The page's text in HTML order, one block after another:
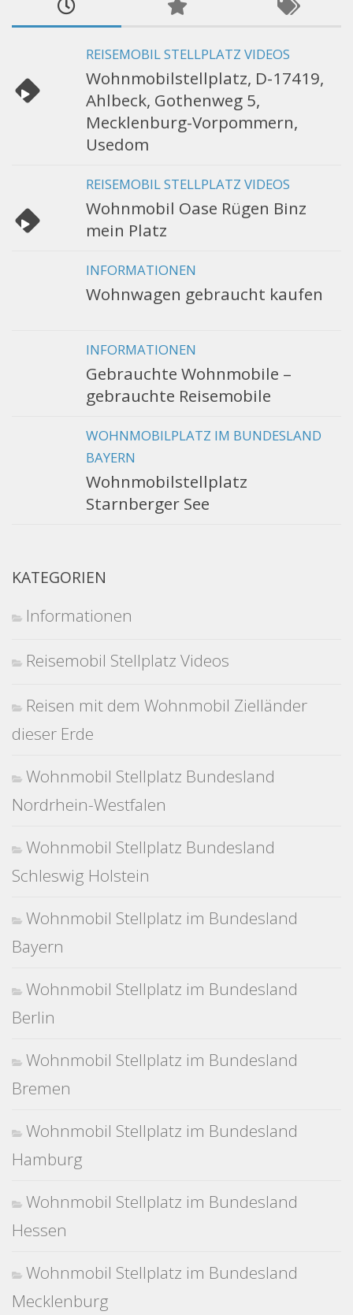
REISEMOBIL STELLPLATZ VIDEOS
Wohnmobilstellplatz, D-17419,
Ahlbeck, Gothenweg 5,
Mecklenburg-Vorpommern,
Usedom
REISEMOBIL STELLPLATZ VIDEOS
Wohnmobil Oase Rügen Binz
mein Platz
INFORMATIONEN
Wohnwagen gebraucht kaufen
INFORMATIONEN
Gebrauchte Wohnmobile –
gebrauchte Reisemobile
WOHNMOBILPLATZ IM BUNDESLAND
BAYERN
Wohnmobilstellplatz
Starnberger See
KATEGORIEN
Informationen
Reisemobil Stellplatz Videos
Reisen mit dem Wohnmobil Zielländer
dieser Erde
Wohnmobil Stellplatz Bundesland
Nordrhein-Westfalen
Wohnmobil Stellplatz Bundesland
Schleswig Holstein
Wohnmobil Stellplatz im Bundesland
Bayern
Wohnmobil Stellplatz im Bundesland
Berlin
Wohnmobil Stellplatz im Bundesland
Bremen
Wohnmobil Stellplatz im Bundesland
Hamburg
Wohnmobil Stellplatz im Bundesland
Hessen
Wohnmobil Stellplatz im Bundesland
Mecklenburg